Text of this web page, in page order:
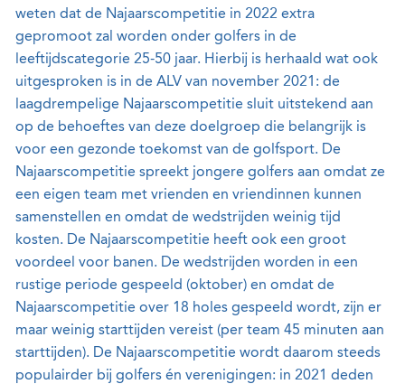
weten dat de Najaarscompetitie in 2022 extra
gepromoot zal worden onder golfers in de
leeftijdscategorie 25-50 jaar. Hierbij is herhaald wat ook
uitgesproken is in de ALV van november 2021: de
laagdrempelige Najaarscompetitie sluit uitstekend aan
op de behoeftes van deze doelgroep die belangrijk is
voor een gezonde toekomst van de golfsport. De
Najaarscompetitie spreekt jongere golfers aan omdat ze
een eigen team met vrienden en vriendinnen kunnen
samenstellen en omdat de wedstrijden weinig tijd
kosten. De Najaarscompetitie heeft ook een groot
voordeel voor banen. De wedstrijden worden in een
rustige periode gespeeld (oktober) en omdat de
Najaarscompetitie over 18 holes gespeeld wordt, zijn er
maar weinig starttijden vereist (per team 45 minuten aan
starttijden). De Najaarscompetitie wordt daarom steeds
populairder bij golfers én verenigingen: in 2021 deden